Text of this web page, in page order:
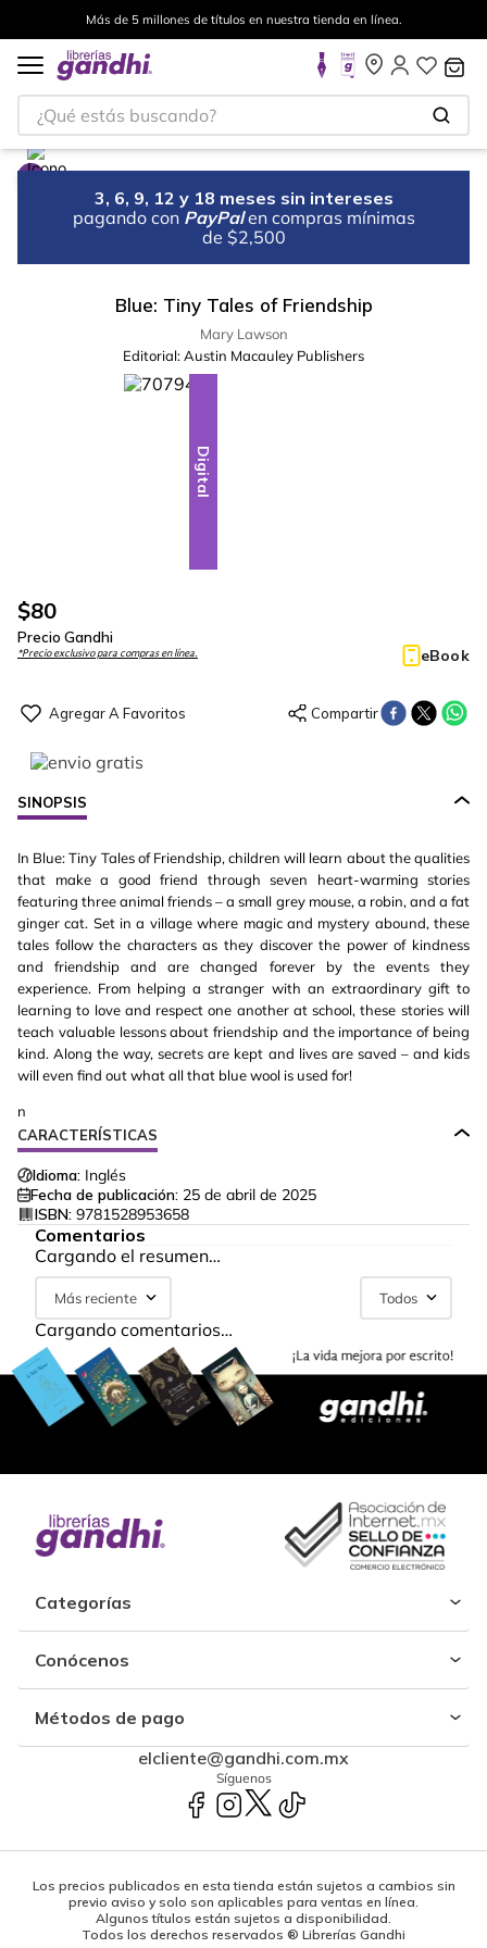
Más de 5 millones de títulos en nuestra tienda en línea.
¿Qué estás buscando?
3, 6, 9, 12 y 18 meses sin intereses
pagando con PayPal en compras mínimas
de $2,500
Blue: Tiny Tales of Friendship
Mary Lawson
Editorial:Austin Macauley Publishers
Digital
$80
Precio Gandhi
*Precio exclusivo para compras en línea. eBook
SINOPSIS
In Blue: Tiny Tales of Friendship, children will learn about the qualities
that make a good friend through seven heart-warming stories
featuring three animal friends – a small grey mouse, a robin, and a fat
ginger cat. Set in a village where magic and mystery abound, these
tales follow the characters as they discover the power of kindness
and friendship and are changed forever by the events they
experience. From helping a stranger with an extraordinary gift to
learning to love and respect one another at school, these stories will
teach valuable lessons about friendship and the importance of being
kind. Along the way, secrets are kept and lives are saved – and kids
will even find out what all that blue wool is used for!
n
CARACTERÍSTICAS
Idioma: Inglés
Fecha de publicación: 25 de abril de 2025
ISBN: 9781528953658
Comentarios
Cargando el resumen…
Más reciente Todos
Cargando comentarios…
Categorías
Conócenos
Métodos de pago
elcliente@gandhi.com.mx
Síguenos
Los precios publicados en esta tienda están sujetos a cambios sin
previo aviso y solo son aplicables para ventas en línea.
Algunos títulos están sujetos a disponibilidad.
Todos los derechos reservados ® Librerías Gandhi